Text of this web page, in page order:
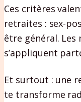
Ces critères
retraites : sex-
être général.
s’appliquent
Et surtout : une
te transforme